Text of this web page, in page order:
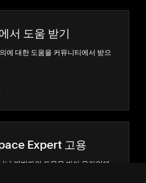
서 도움 받기
에 대한 도움을 커뮤니티에서 받으
Expert 고용
나 개발자의 도움을 받아 온라인에